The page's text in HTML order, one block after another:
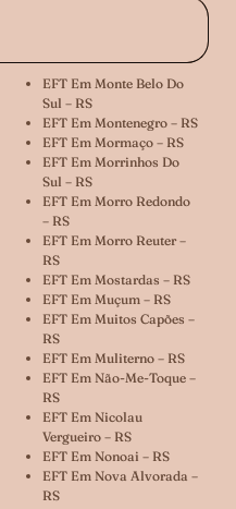
EFT Em Monte Belo Do
Sul – RS
EFT Em Montenegro – RS
EFT Em Mormaço – RS
EFT Em Morrinhos Do
Sul – RS
EFT Em Morro Redondo
– RS
EFT Em Morro Reuter –
RS
EFT Em Mostardas – RS
EFT Em Muçum – RS
EFT Em Muitos Capões –
RS
EFT Em Muliterno – RS
EFT Em Não-Me-Toque –
RS
EFT Em Nicolau
Vergueiro – RS
EFT Em Nonoai – RS
EFT Em Nova Alvorada –
RS